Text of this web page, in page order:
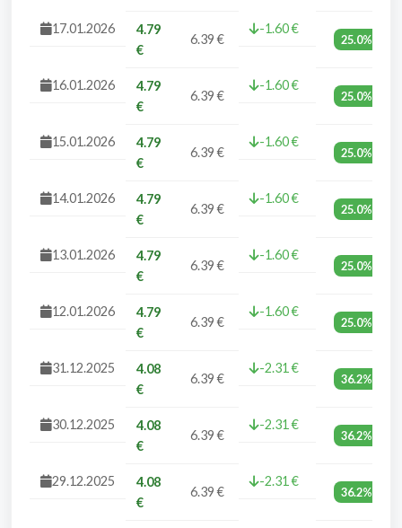
17.01.2026
4.79
€
6.39 €
-1.60 €
25.0%
16.01.2026
4.79
€
6.39 €
-1.60 €
25.0%
15.01.2026
4.79
€
6.39 €
-1.60 €
25.0%
14.01.2026
4.79
€
6.39 €
-1.60 €
25.0%
13.01.2026
4.79
€
6.39 €
-1.60 €
25.0%
12.01.2026
4.79
€
6.39 €
-1.60 €
25.0%
31.12.2025
4.08
€
6.39 €
-2.31 €
36.2%
30.12.2025
4.08
€
6.39 €
-2.31 €
36.2%
29.12.2025
4.08
€
6.39 €
-2.31 €
36.2%